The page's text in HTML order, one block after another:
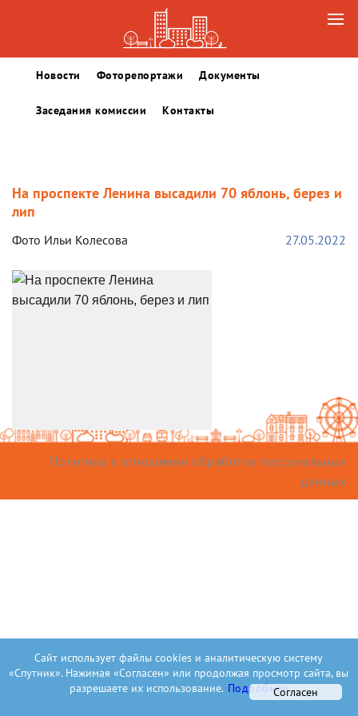
Новости Фоторепортажи Документы
Заседания комиссии Контакты
На проспекте Ленина высадили 70 яблонь, берез и
лип
Фото Ильи Колесова 27.05.2022
Возврат к списку
Политика в отношении обработки персональных
данных
Сайт использует файлы cookies и аналитическую систему
«Спутник». Нажимая «Согласен» или продолжая просмотр сайта, вы
разрешаете их использование. ПодробнееСогласен